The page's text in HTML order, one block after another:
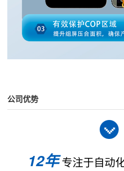
公司优势
12年 专注于自动